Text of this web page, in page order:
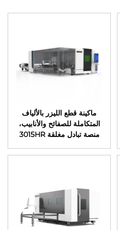
ماكينة قطع الليزر بالألياف
المتكاملة للصفائح والأنابيب،
منصة تبادل مغلقة 3015HR